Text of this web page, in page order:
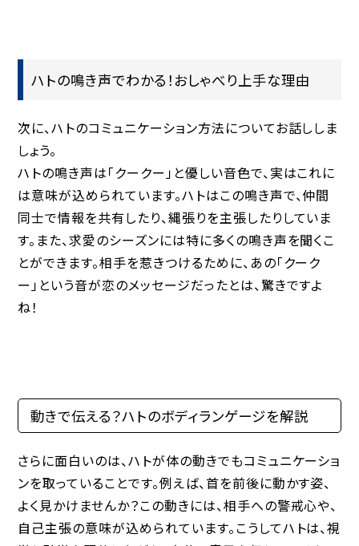
ハトの鳴き声でわかる！おしゃべり上手な理由
次に、ハトのコミュニケーション方法についてお話ししま
しょう。
ハトの鳴き声は「クークー」と優しい音色で、実はこれに
は意味が込められています。ハトはこの鳴き声で、仲間
同士で情報を共有したり、縄張りを主張したりしていま
す。また、求愛のシーズンには特に多くの鳴き声を聞くこ
とができます。相手を惹きつけるために、あの「クーク
ー」という音が恋のメッセージだったとは、驚きですよ
ね！
動きで伝える？ハトのボディランゲージを解説
さらに面白いのは、ハトが体の動きでもコミュニケーショ
ンを取っていることです。例えば、首を前後に動かす姿、
よく見かけませんか？この動きには、相手への警戒心や、
自己主張の意味が込められています。こうしてハトは、視